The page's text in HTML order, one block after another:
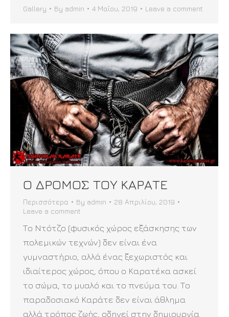
Gallery By admin 4 Μαΐου, 2019 Leave a comment
Ο ΔΡΟΜΟΣ ΤΟΥ ΚΑΡΑΤΕ
Περισσότερα By admin
28 Απριλίου, 2019
Leave a comment
Το Ντότζο (φυσικός χώρος εξάσκησης των
πολεμικών τεχνών) δεν είναι ένα
γυμναστήριο, αλλά ένας ξεχωριστός και
ιδιαίτερος χώρος, όπου ο Καρατέκα ασκεί
το σώμα, το μυαλό και το πνεύμα του. Το
παραδοσιακό Καράτε δεν είναι άθλημα
αλλά τρόπος ζωής, οδηγεί στην δημιουργία